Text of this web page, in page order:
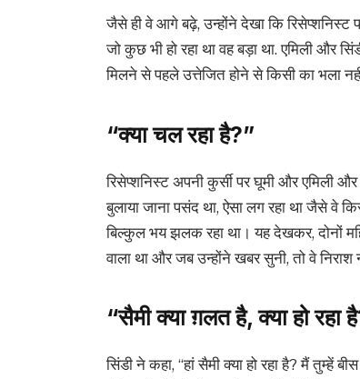
जैसे ही वे आगे बढ़े, उन्होंने देखा कि रिसेप्शनिस्ट
जो कुछ भी हो रहा था वह बड़ा था. एमिली
मिलने से पहले उत्तेजित होने से किसी का भला
“क्या चल रहा है?”
रिसेप्शनिस्ट अपनी कुर्सी पर घूमी और एमिली
बुलाया जाना पसंद था, ऐसा लग रहा था जैसे
बिल्कुल भय झलक रहा था। यह देखकर, दोनों
वाला था और जब उन्होंने खबर सुनी, तो वे निराश
“सैमी क्या ग़लत है, क्या हो
सिंडी ने कहा, “हां सैमी क्या हो रहा है? मैं